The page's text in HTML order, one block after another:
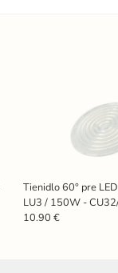
Tienidlo 60° pre
LU3 / 150W -
10.90 €